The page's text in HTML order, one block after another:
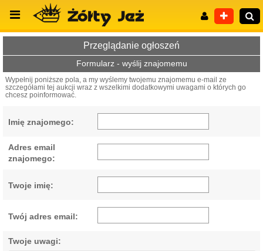
Wyszukiwanie zaawansowane
Przeglądanie ogłoszeń
Formularz - wyślij znajomemu
Wypełnij poniższe pola, a my wyślemy twojemu znajomemu e-mail ze
szczegółami tej aukcji wraz z wszelkimi dodatkowymi uwagami o których go
chcesz poinformować.
Imię znajomego:
Adres email
znajomego:
Twoje imię:
Twój adres email:
Twoje uwagi: